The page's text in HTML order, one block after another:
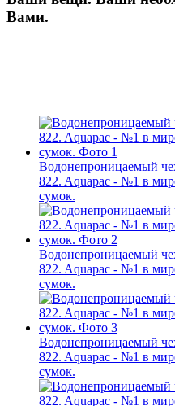
Вами.
Водонепроницаемый
822. Aquapac - №1 в
сумок.
Водонепроницаемый
822. Aquapac - №1 в
сумок.
Водонепроницаемый
822. Aquapac - №1 в
сумок.